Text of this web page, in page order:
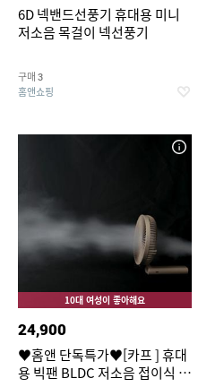
6D 넥밴드선풍기 휴대용 미니
저소음 목걸이 넥선풍기
구매 3
홈앤쇼핑
10대 여성이 좋아해요
24,900
♥홈앤 단독특가♥[카프 ] 휴대
용 빅팬 BLDC 저소음 접이식 손